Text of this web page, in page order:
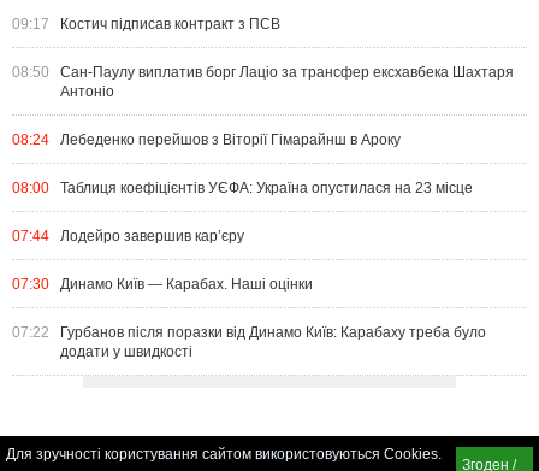
09:17 Костич підписав контракт з ПСВ
08:50
Сан-Паулу виплатив борг Лаціо за трансфер ексхавбека Шахтаря
Антоніо
08:24 Лебеденко перейшов з Віторії Гімарайнш в Ароку
08:00 Таблиця коефіцієнтів УЄФА: Україна опустилася на 23 місце
07:44 Лодейро завершив кар’єру
07:30 Динамо Київ — Карабах. Наші оцінки
07:22
Гурбанов після поразки від Динамо Київ: Карабаху треба було
додати у швидкості
Для зручності користування сайтом використовуються Cookies.
Згоден /